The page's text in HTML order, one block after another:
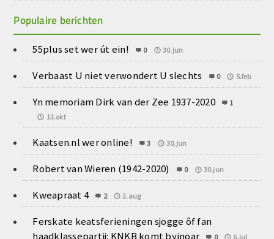
Populaire berichten
55plus set wer út ein! 0 30.jun
Verbaast U niet verwondert U slechts 0 5.feb
Yn memoriam Dirk van der Zee 1937-2020
1
13.okt
Kaatsen.nl wer online! 3 30.jun
Robert van Wieren (1942-2020) 0 30.jun
Kweapraat 4 2 2.aug
Ferskate keatsferieningen sjogge ôf fan
haadklassepartij: KNKB komt byinoar
0 6.jul